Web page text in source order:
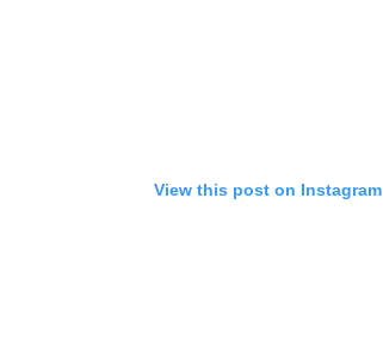
View this post on Instagram